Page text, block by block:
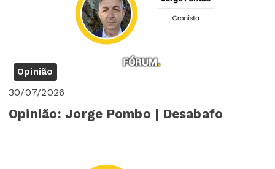
Opinião
30/07/2026
Opinião: Jorge Pombo | Desabafo